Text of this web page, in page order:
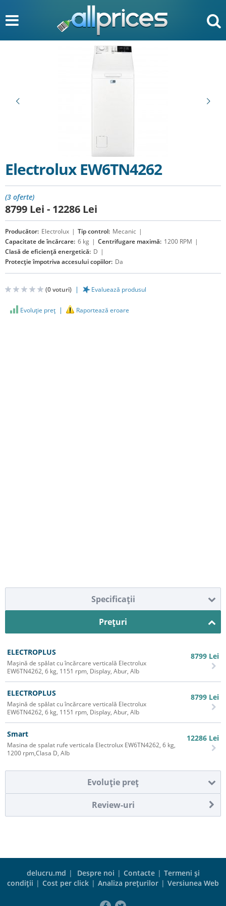
Electrolux EW6TN4262
(3 oferte)
8799 Lei - 12286 Lei
Producător: Electrolux Tip control: Mecanic
Capacitate de încărcare: 6 kg Centrifugare maximă: 1200 RPM
Clasă de eficiență energetică: D
Protecţie împotriva accesului copiilor: Da
(0voturi) Evaluează produsul
Evoluţie preţ Raportează eroare
Specificaţii
Preţuri
ELECTROPLUS
Mașină de spălat cu încărcare verticală Electrolux
EW6TN4262, 6 kg, 1151 rpm, Display, Abur, Alb
8799 Lei
ELECTROPLUS
Mașină de spălat cu încărcare verticală Electrolux
EW6TN4262, 6 kg, 1151 rpm, Display, Abur, Alb
8799 Lei
Smart
Masina de spalat rufe verticala Electrolux EW6TN4262, 6 kg,
1200 rpm,Clasa D, Alb
12286 Lei
Evoluţie preţ
Review-uri
delucru.md | Despre noi | Contacte | Termeni şi
condiţii | Cost per click | Analiza preţurilor | Versiunea Web